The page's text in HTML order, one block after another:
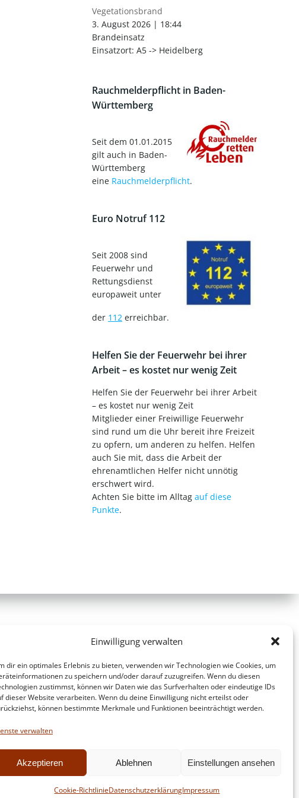
Einwilligung verwalten
dir ein optimales Erlebnis zu bieten, verwenden wir Technologien wie Cookies, um
zu speichern und/oder darauf zuzugreifen. Wenn du diesen
zustimmst, können wir Daten wie das Surfverhalten oder eindeutige IDs
dieser Website verarbeiten. Wenn du deine Einwilligung nicht erteilst oder
können bestimmte Merkmale und Funktionen beeinträchtigt werden.
verwalten
Akzeptieren Ablehnen Einstellungen ansehen
Cookie-RichtlinieDatenschutzerklärungImpressum
Vegetationsbrand
3. August 2026 | 18:44
Brandeinsatz
Einsatzort: A5 -> Heidelberg
Rauchmelderpflicht in Baden-
Württemberg
Seit dem 01.01.2015
gilt auch in Baden-
Württemberg
eine Rauchmelderpflicht.
Euro Notruf 112
Seit 2008 sind
Feuerwehr und
Rettungsdienst
europaweit unter
der 112 erreichbar.
Helfen Sie der Feuerwehr bei ihrer
Arbeit – es kostet nur wenig Zeit
Helfen Sie der Feuerwehr bei ihrer Arbeit
– es kostet nur wenig Zeit
Mitglieder einer Freiwillige Feuerwehr
sind rund um die Uhr bereit ihre Freizeit
zu opfern, um anderen zu helfen. Helfen
auch Sie mit, dass die Arbeit der
ehrenamtlichen Helfer nicht unnötig
erschwert wird.
Achten Sie bitte im Alltag auf diese
Punkte.
and